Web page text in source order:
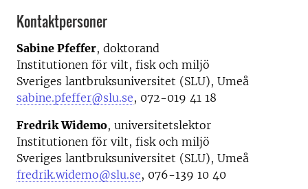
Kontaktpersoner
Sabine Pfeffer, doktorand
Institutionen för vilt, fisk och miljö
Sveriges lantbruksuniversitet (SLU), Umeå
sabine.pfeffer@slu.se, 072-019 41 18
Fredrik Widemo, universitetslektor
Institutionen för vilt, fisk och miljö
Sveriges lantbruksuniversitet (SLU), Umeå
fredrik.widemo@slu.se, 076-139 10 40